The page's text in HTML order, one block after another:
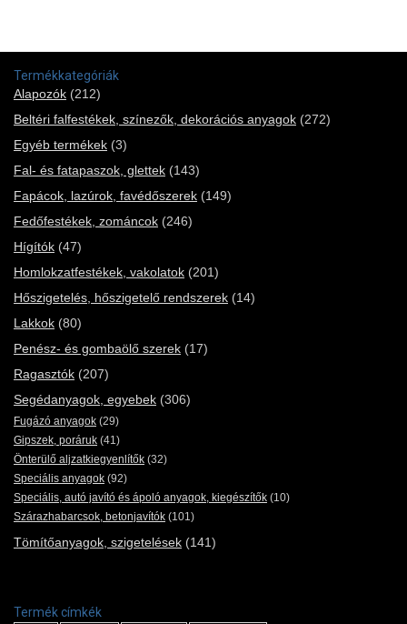
Termékkategóriák
Alapozók (212)
Beltéri falfestékek, színezők, dekorációs anyagok (272)
Egyéb termékek (3)
Fal- és fatapaszok, glettek (143)
Fapácok, lazúrok, favédőszerek (149)
Fedőfestékek, zománcok (246)
Hígítók (47)
Homlokzatfestékek, vakolatok (201)
Hőszigetelés, hőszigetelő rendszerek (14)
Lakkok (80)
Penész- és gombaölő szerek (17)
Ragasztók (207)
Segédanyagok, egyebek (306)
Fugázó anyagok (29)
Gipszek, poráruk (41)
Önterülő aljzatkiegyenlítők (32)
Speciális anyagok (92)
Speciális, autó javító és ápoló anyagok, kiegészítők (10)
Szárazhabarcsok, betonjavítók (101)
Tömítőanyagok, szigetelések (141)
Termék címkék